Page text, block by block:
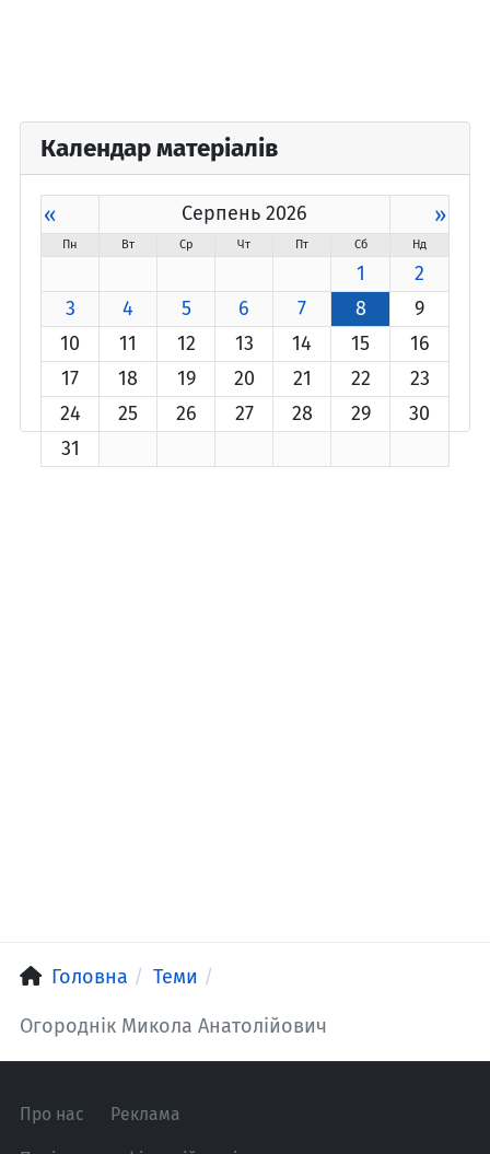
Календар матеріалів
« Серпень 2026 »
Пн Вт Ср Чт Пт Сб Нд
1
2
3
4 5 6 7 8
9
10
11 12 13 14 15
16
17
18 19 20 21 22
23
24
25 26 27 28 29
30
31
Головна Теми
Огороднік Микола Анатолійович
Про нас Реклама